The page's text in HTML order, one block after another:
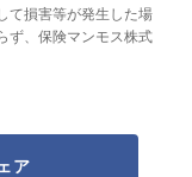
て損害等が発生した場
ず、保険マンモス株式
ア